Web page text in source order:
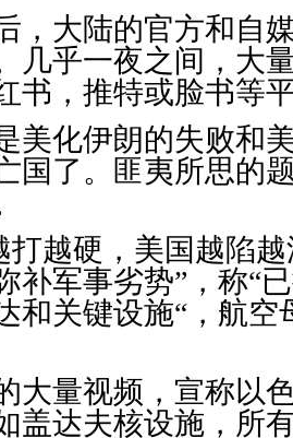
，大陆的官方和自
几乎一夜之间，大
书，推特或脸书等
美化伊朗的失败和
国了。匪夷所思的
打越硬，美国越陷越
补军事劣势”，称“
和关键设施“，航空
大量视频，宣称以
盖达夫核设施，所